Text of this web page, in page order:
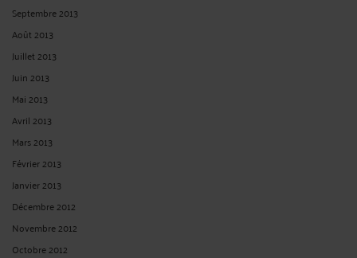
Septembre 2013
Août 2013
Juillet 2013
Juin 2013
Mai 2013
Avril 2013
Mars 2013
Février 2013
Janvier 2013
Décembre 2012
Novembre 2012
Octobre 2012